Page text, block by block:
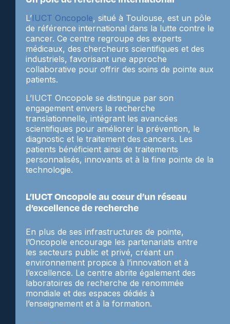
L’IUCT Oncopole, situé à Toulouse, est un pôle
de référence international dans la lutte contre le
cancer. Ce centre regroupe des experts
médicaux, des chercheurs scientifiques et des
industriels, favorisant une approche
collaborative pour offrir des soins de pointe aux
patients.
L’IUCT Oncopole se distingue par son
engagement envers la recherche
translationnelle, intégrant les avancées
scientifiques pour améliorer la prévention, le
diagnostic et le traitement des cancers. Les
patients bénéficient ainsi de traitements
personnalisés, innovants et à la fine pointe de la
technologie.
L’IUCT Oncopole au cœur d’un réseau
d’excellence de recherche
En plus de ses infrastructures de pointe,
l’Oncopole encourage les partenariats entre
les secteurs public et privé, créant un
environnement propice à l’innovation et à
l’excellence. Le centre abrite également des
laboratoires de recherche de renommée
mondiale et des espaces dédiés à
l’enseignement et à la formation.